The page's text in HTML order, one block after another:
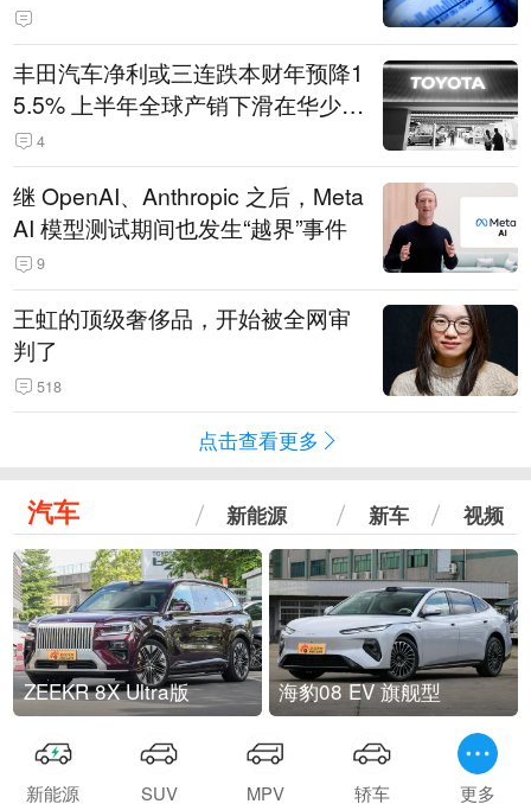
丰田汽车净利或三连跌本财年预降1
5.5% 上半年全球产销下滑在华少卖
14.3万辆
4
继 OpenAI、Anthropic 之后，Meta
AI 模型测试期间也发生“越界”事件
9
王虹的顶级奢侈品，开始被全网审
判了
518
点击查看更多
汽车 新能源 新车 视频
ZEEKR 8X Ultra版 海豹08 EV 旗舰型
新能源 SUV MPV 轿车 更多